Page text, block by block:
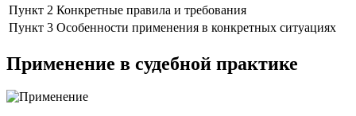
Пункт 2 Конкретные правила и требования
Пункт 3 Особенности применения в конкретных ситуациях
Применение в судебной практике